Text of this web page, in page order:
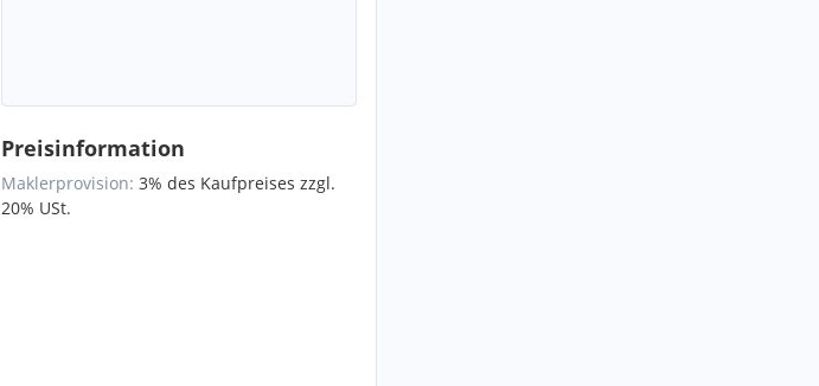
Preisinformation
Maklerprovision: 3% des Kaufpreises zzgl.
20% USt.